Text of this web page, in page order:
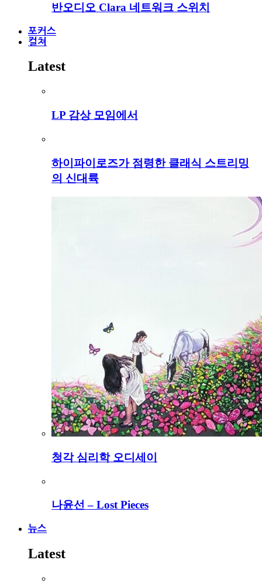
반오디오 Clara 네트워크 스위치
포커스
컬쳐
Latest
LP 감상 모임에서
하이파이로즈가 점령한 클래식 스트리밍
의 신대륙
청각 심리학 오디세이
나윤선 – Lost Pieces
뉴스
Latest